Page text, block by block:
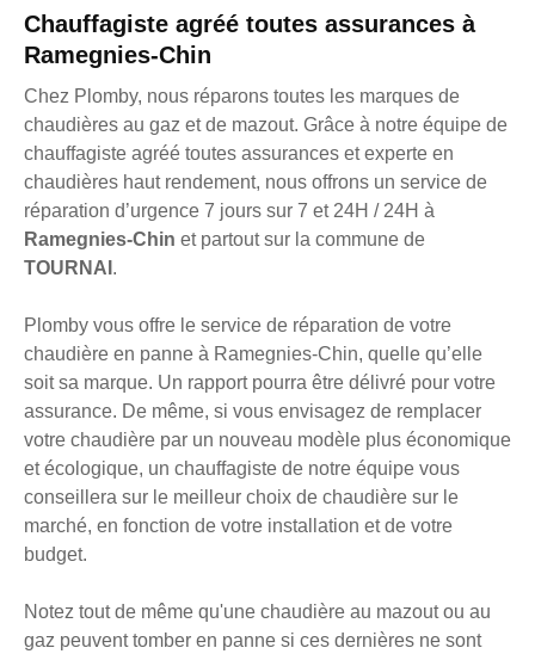
Chauffagiste agréé toutes assurances à
Ramegnies-Chin
Chez Plomby, nous réparons toutes les marques de
chaudières au gaz et de mazout. Grâce à notre équipe de
chauffagiste agréé toutes assurances et experte en
chaudières haut rendement, nous offrons un service de
réparation d’urgence 7 jours sur 7 et 24H / 24H à
Ramegnies-Chin et partout sur la commune de
TOURNAI .
Plomby vous offre le service de réparation de votre
chaudière en panne à Ramegnies-Chin, quelle qu’elle
soit sa marque. Un rapport pourra être délivré pour votre
assurance. De même, si vous envisagez de remplacer
votre chaudière par un nouveau modèle plus économique
et écologique, un chauffagiste de notre équipe vous
conseillera sur le meilleur choix de chaudière sur le
marché, en fonction de votre installation et de votre
budget.
Notez tout de même qu'une chaudière au mazout ou au
gaz peuvent tomber en panne si ces dernières ne sont